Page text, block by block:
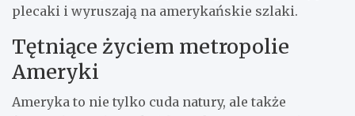
plecaki i wyruszają na amerykańskie szlaki.
Tętniące życiem metropolie
Ameryki
Ameryka to nie tylko cuda natury, ale także